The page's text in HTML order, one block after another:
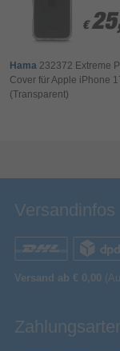
Herstellerartikelnummer
€
€
Hama 232372 Extreme
Cover für Apple iPhone
(Transparent)
Versandinfos
Versand ab € 0,00